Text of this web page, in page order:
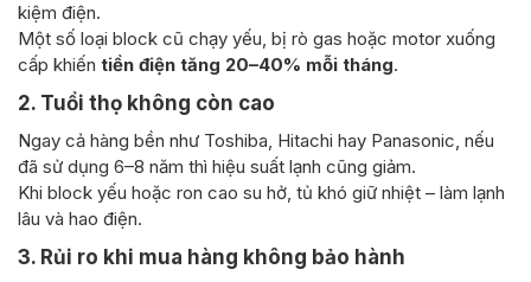
kiệm điện.
Một số loại block cũ chạy yếu, bị rò gas hoặc motor xuống
cấp khiến tiền điện tăng 20–40% mỗi tháng.
2. Tuổi thọ không còn cao
Ngay cả hàng bền như Toshiba, Hitachi hay Panasonic, nếu
đã sử dụng 6–8 năm thì hiệu suất lạnh cũng giảm.
Khi block yếu hoặc ron cao su hở, tủ khó giữ nhiệt – làm lạnh
lâu và hao điện.
3. Rủi ro khi mua hàng không bảo hành